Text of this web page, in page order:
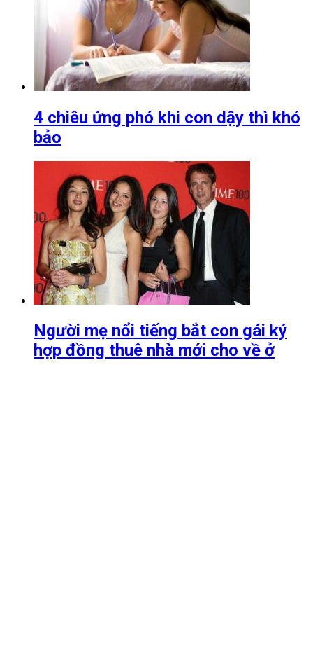
4 chiêu ứng phó khi con dậy thì khó
bảo
Người mẹ nổi tiếng bắt con gái ký
hợp đồng thuê nhà mới cho về ở